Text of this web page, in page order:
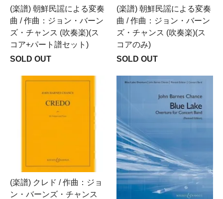
(楽譜) 朝鮮民謡による変奏
曲 / 作曲：ジョン・バーン
ズ・チャンス (吹奏楽)(ス
コア+パート譜セット)
SOLD OUT
(楽譜) 朝鮮民謡による変奏
曲 / 作曲：ジョン・バーン
ズ・チャンス (吹奏楽)(ス
コアのみ)
SOLD OUT
(楽譜) クレド / 作曲：ジョ
ン・バーンズ・チャンス